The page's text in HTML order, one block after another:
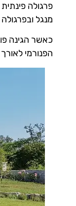
פרגולה
מנגל
כאשר הגינה
הפנורמי